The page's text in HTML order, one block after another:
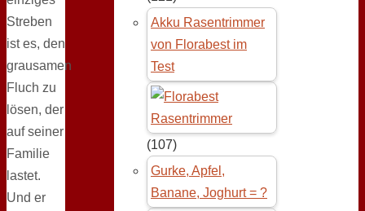
Streben
ist es, den
grausamen
Fluch zu
lösen, der
auf seiner
Familie
lastet.
Und er
Akku Rasentrimmer
von Florabest im
Test
(107)
Gurke, Apfel,
Banane, Joghurt = ?